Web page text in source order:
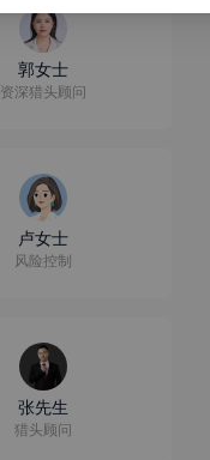
郭女士
资深猎头顾问
卢女士
风险控制
张先生
猎头顾问